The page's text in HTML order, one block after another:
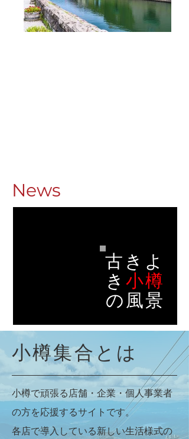
News
古きよ
き 小樽
の風景
小樽集合とは
小樽で頑張る店舗・企業・個人事業者
の方を応援するサイトです。
各店で導入している新しい生活様式の